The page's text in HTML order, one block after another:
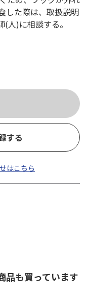
した際は、取扱説明
人)に相談する。
する
はこちら
品も買っています